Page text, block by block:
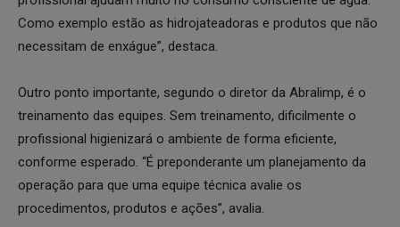
Como exemplo estão as hidrojateadoras e produtos que não
necessitam de enxágue”, destaca.
Outro ponto importante, segundo o diretor da Abralimp, é o
treinamento das equipes. Sem treinamento, dificilmente o
profissional higienizará o ambiente de forma eficiente,
conforme esperado. “É preponderante um planejamento da
operação para que uma equipe técnica avalie os
procedimentos, produtos e ações”, avalia.